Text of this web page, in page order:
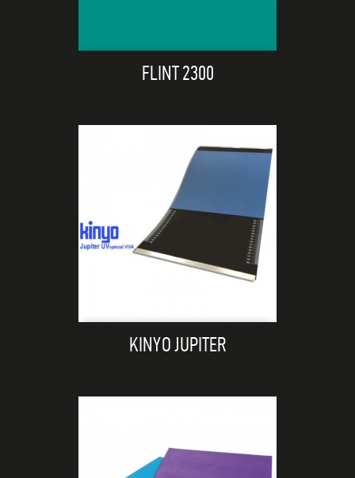
FLINT 2300
KINYO JUPITER